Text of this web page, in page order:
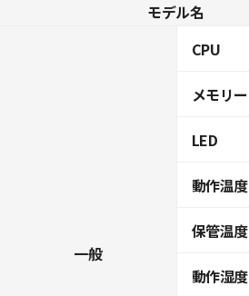
モデル名
一般
CPU
メモリー
LED
動作温度
保管温度
動作湿度